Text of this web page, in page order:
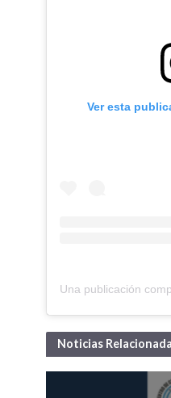
Ver esta
Noticias